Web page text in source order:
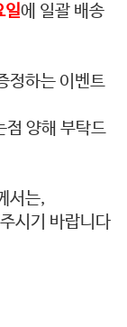
일에 일괄 배송
정하는 이벤트
점 양해 부탁드
서는,
시기 바랍니다